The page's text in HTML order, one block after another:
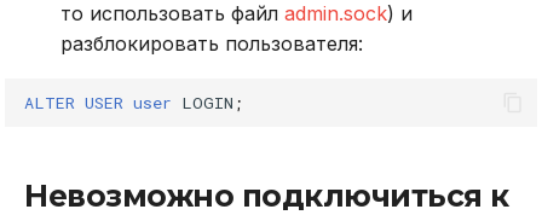
то использовать файл admin.sock) и
разблокировать пользователя:
ALTER USER user LOGIN ;
Невозможно подключиться к